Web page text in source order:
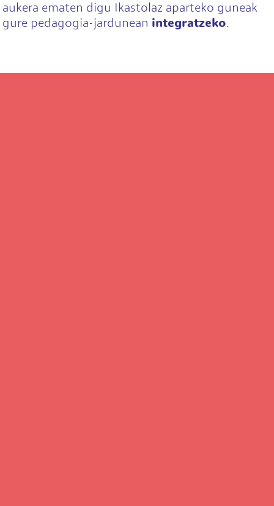
aukera ematen digu Ikastolaz aparteko guneak
gure pedagogia-jardunean integratzeko.